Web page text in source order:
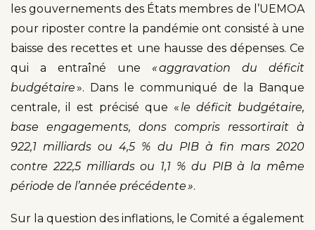
les gouvernements des États membres de l’UEMOA
pour riposter contre la pandémie ont consisté à une
baisse des recettes et une hausse des dépenses. Ce
qui a entraîné une « aggravation du déficit
budgétaire». Dans le communiqué de la Banque
centrale, il est précisé que «le déficit budgétaire,
base engagements, dons compris ressortirait à
922,1 milliards ou 4,5 % du PIB à fin mars 2020
contre 222,5 milliards ou 1,1 % du PIB à la même
période de l’année précédente ».
Sur la question des inflations, le Comité a également